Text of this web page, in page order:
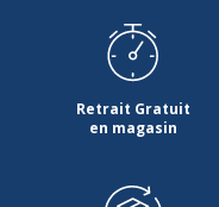
Retrait Gratuit
en magasin